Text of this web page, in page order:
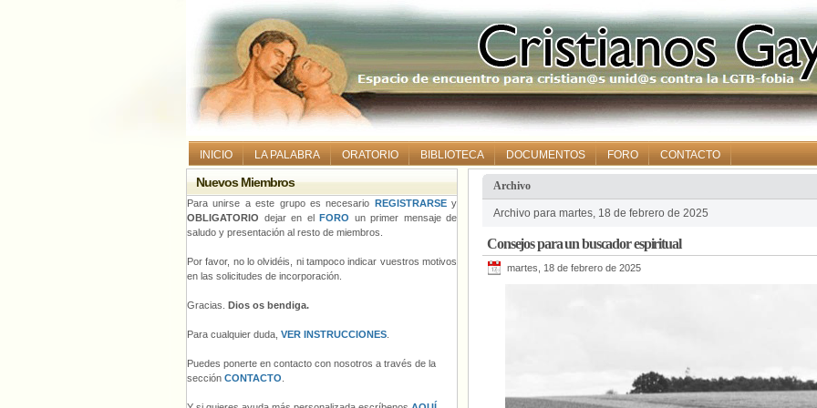
INICIO LA PALABRA ORATORIO BIBLIOTECA DOCUMENTOS FORO CONTACTO
Archivo
Archivo para martes, 18 de febrero de 2025
Consejos para un buscador espiritual
martes, 18 de febrero de 2025
Nuevos Miembros
Para unirse a este grupo es necesario REGISTRARSEy
OBLIGATORIO dejar en el FORO un primer mensaje de
saludo y presentación al resto de miembros.
Por favor, no lo olvidéis, ni tampoco indicar vuestros motivos
en las solicitudes de incorporación.
Gracias. Dios os bendiga.
Para cualquier duda, VER INSTRUCCIONES
Puedes ponerte en contacto con nosotros a través de la
sección CONTACTO